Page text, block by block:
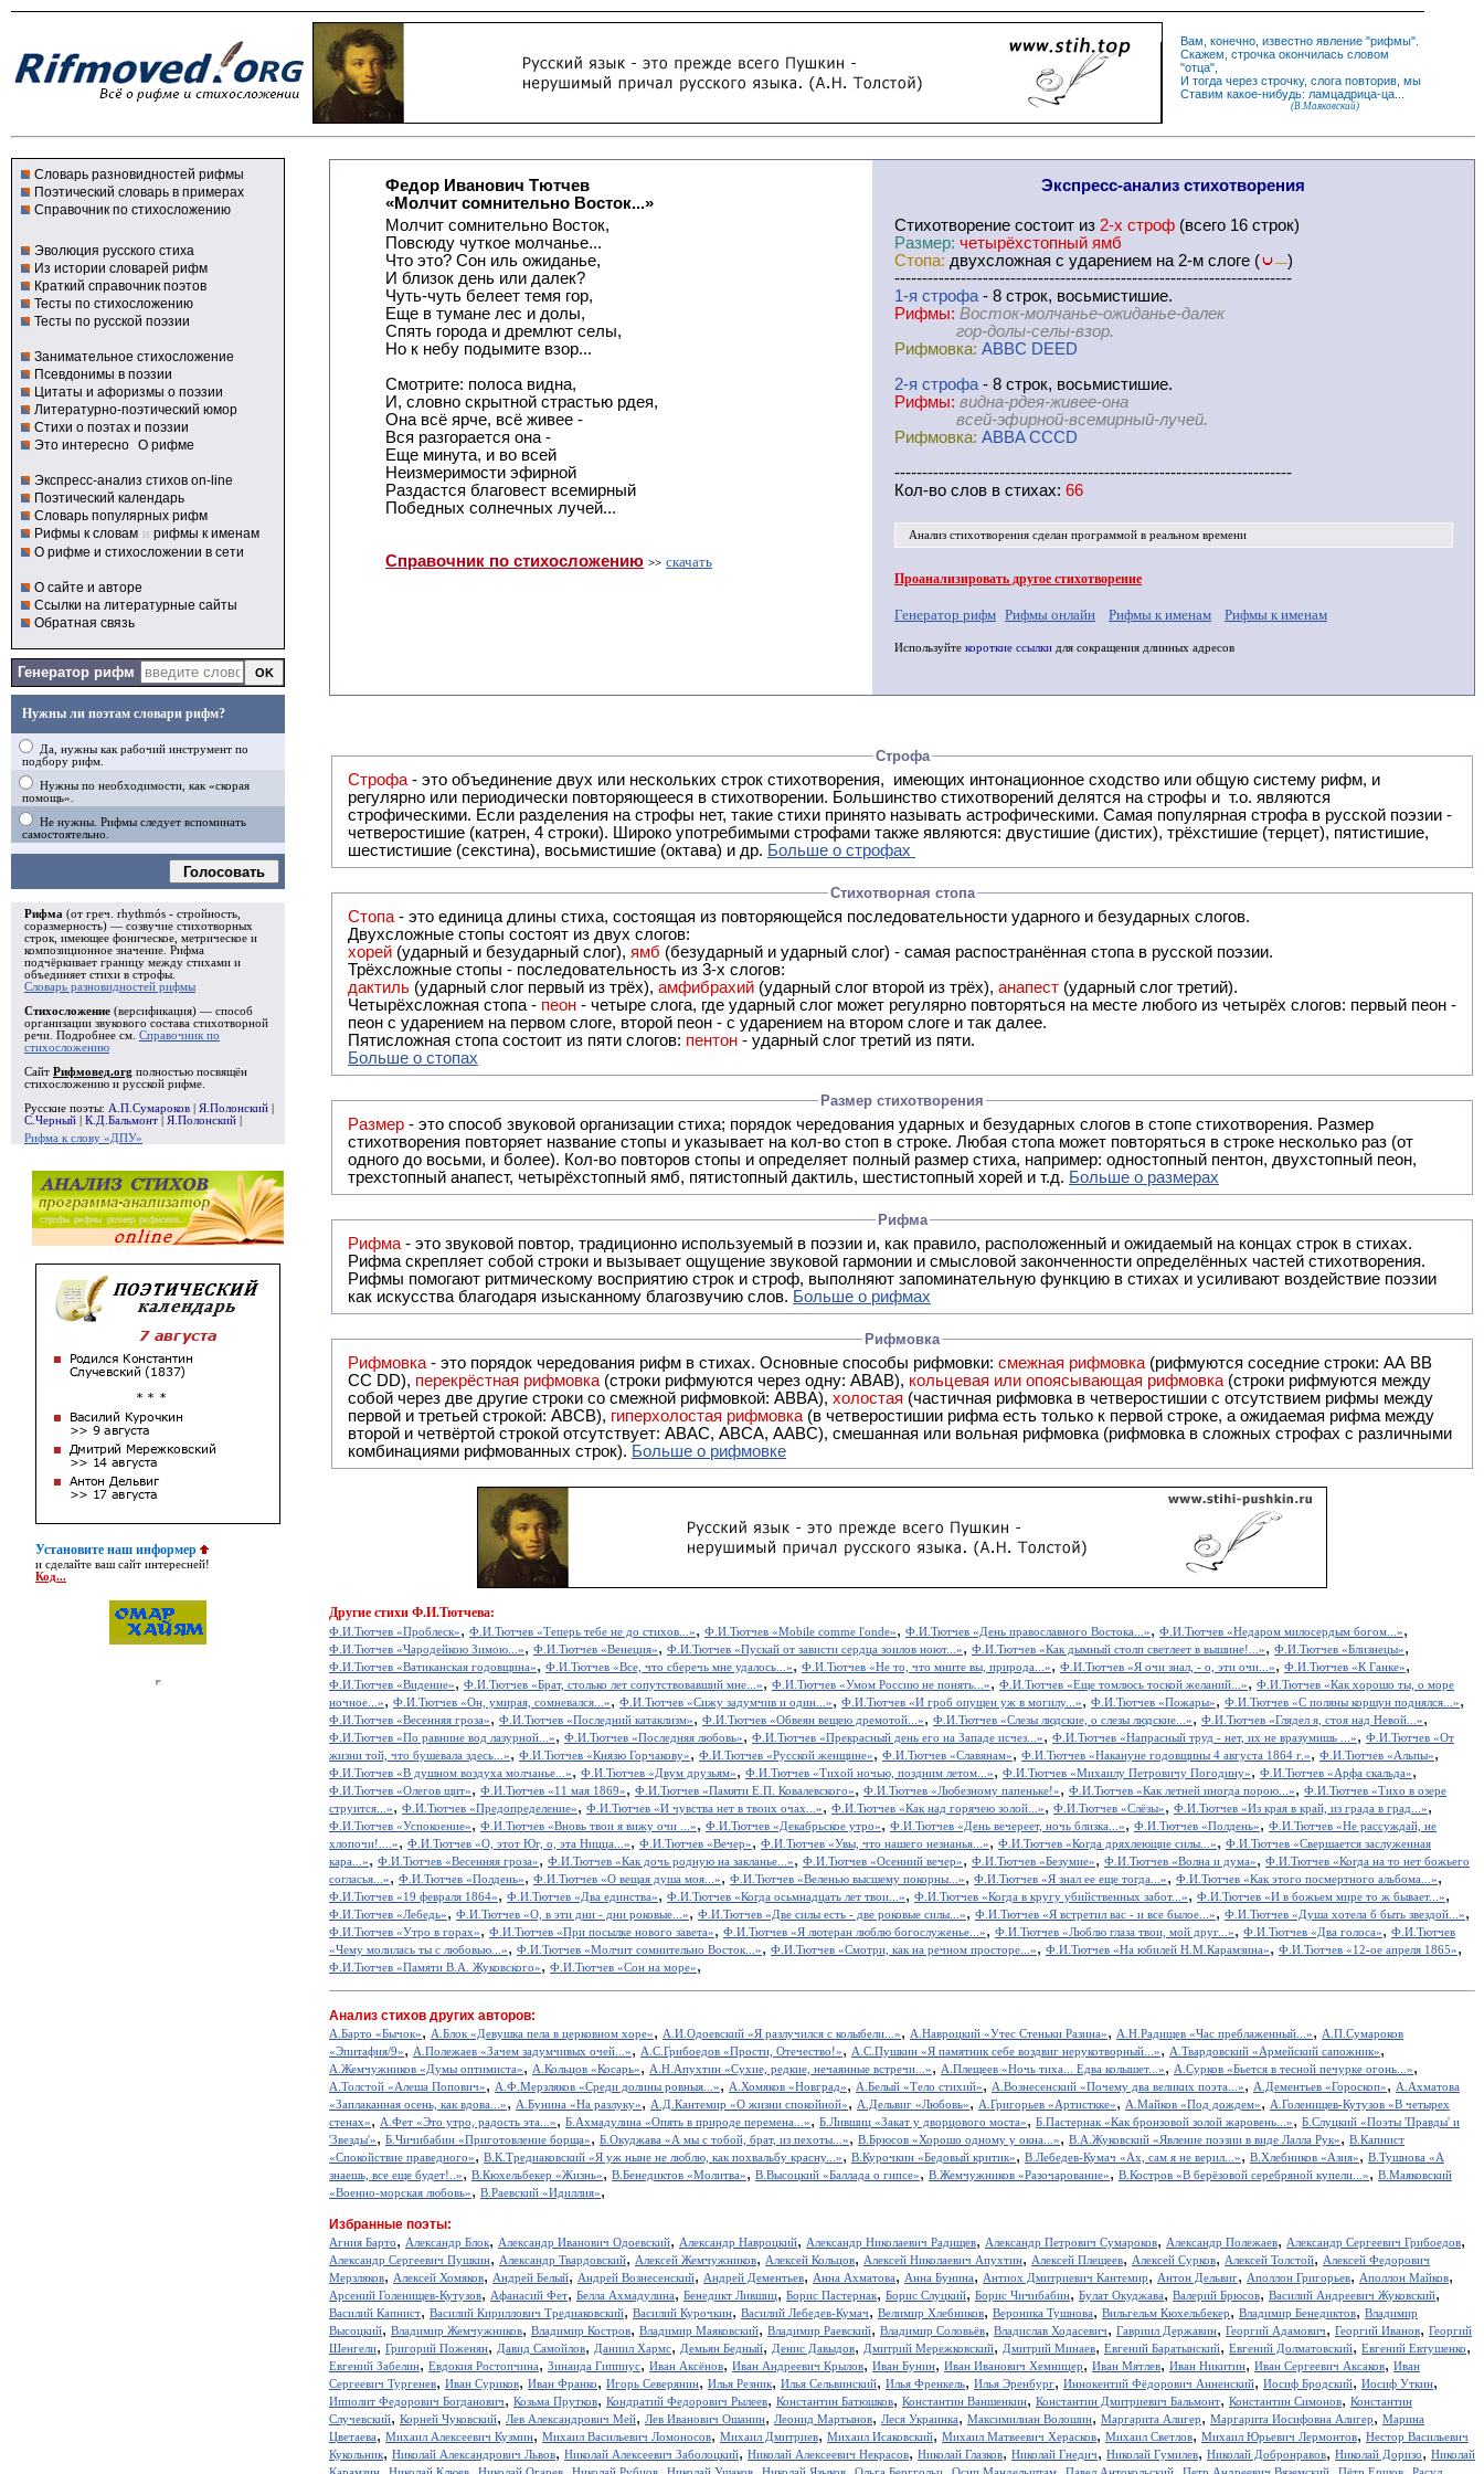
Вам, конечно, известно явление "рифмы".
Скажем, строчка окончилась словом
"отца",
И тогда через строчку, слога повторив, мы
Ставим какое-нибудь: ламцадрица-ца...
(В.Маяковский)
Словарь разновидностей рифмы
Поэтический словарь в примерах
Справочник по стихосложению
Эволюция русского стиха
Из истории словарей рифм
Краткий справочник поэтов
Тесты по стихосложению
Тесты по русской поэзии
Занимательное стихосложение
Псевдонимы в поэзии
Цитаты и афоризмы о поэзии
Литературно-поэтический юмор
Стихи о поэтах и поэзии
Это интересно О рифме
Экспресс-анализ стихов on-line
Поэтический календарь
Словарь популярных рифм
Рифмы к словам и рифмы к именам
О рифме и стихосложении в сети
О сайте и авторе
Ссылки на литературные сайты
Обратная связь
Генератор рифм
Нужны ли поэтам словари рифм?
Да, нужны как рабочий инструмент по
подбору рифм.
Нужны по необходимости, как «скорая
помощь».
Не нужны. Рифмы следует вспоминать
самостоятельно.
Голосовать
Рифма (от греч. rhythmós - стройность,
соразмерность) — созвучие стихотворных
строк, имеющее фоническое, метрическое и
композиционное значение. Рифма
подчёркивает границу между стихами и
объединяет стихи в строфы
Словарь разновидностей рифмы
Стихосложение (версификация) — способ
организации звукового состава стихотворной
речи. Подробнее см. Справочник по
стихосложению
Сайт Рифмовед.org полностью посвящён
стихосложению и русской рифме.
Русские поэты: А.П.Сумароков Я.Полонский
С.Черный
К.Д.Бальмонт Я.Полонский
Рифма к слову «ДПУ»
Установите наш информер
и сделайте ваш сайт интересней!
Код...
Федор Иванович Тютчев
«Молчит сомнительно Восток...»
Молчит сомнительно Восток,
Повсюду чуткое молчанье...
Что это? Сон иль ожиданье,
И близок день или далек?
Чуть-чуть белеет темя гор,
Еще в тумане лес и долы,
Спять города и дремлют селы,
Но к небу подымите взор...
Смотрите: полоса видна,
И, словно скрытной страстью рдея,
Она всё ярче, всё живее -
Вся разгорается она -
Еще минута, и во всей
Неизмеримости эфирной
Раздастся благовест всемирный
Победных солнечных лучей...
Справочник по стихосложению >> скачать
Экспресс-анализ стихотворения
Cтихотворение состоит из 2-х строф (всего 16 строк)
Размер: четырёхстопный ямб
Стопа: двухсложная с ударением на 2-м слоге ( —)
------------------------------------------------------------------------
1-я cтрофа - 8 строк, восьмистишие.
Рифмы: Восток-молчанье-ожиданье-далек
гор-долы-селы-взор.
Рифмовка: ABBC DEED
2-я cтрофа - 8 строк, восьмистишие.
Рифмы: видна-рдея-живее-она
всей-эфирной-всемирный-лучей.
Рифмовка: ABBA CCCD
------------------------------------------------------------------------
Кол-во слов в стихах: 66
Анализ стихотворениясделан программой в реальном времени
Проанализировать другое стихотворение
Генератор рифм Рифмы онлайн Рифмы к именам Рифмы к именам
Используйте короткие ссылки для сокращения длинных адресов
Строфа
Строфа - это объединение двух или нескольких строк стихотворения, имеющих интонационное сходство или общую систему рифм, и
регулярно или периодически повторяющееся в стихотворении. Большинство стихотворений делятся на строфы и т.о. являются
строфическими. Если разделения на строфы нет, такие стихи принято называть астрофическими. Самая популярная строфа в русской поэзии -
четверостишие (катрен, 4 строки). Широко употребимыми строфами также являются: двустишие (дистих), трёхстишие (терцет), пятистишие,
шестистишие (секстина), восьмистишие (октава) и др. Больше о строфах
Стихотворная стопа
Стопа - это единица длины стиха, состоящая из повторяющейся последовательности ударного и безударных слогов.
Двухсложные стопы состоят из двух слогов:
хорей (ударный и безударный слог), ямб (безударный и ударный слог) - самая распостранённая стопа в русской поэзии.
Трёхсложные стопы - последовательность из 3-х слогов:
дактиль (ударный слог первый из трёх), амфибрахий (ударный слог второй из трёх), анапест (ударный слог третий).
Четырёхсложная стопа - пеон - четыре слога, где ударный слог может регулярно повторяться на месте любого из четырёх слогов: первый пеон -
пеон с ударением на первом слоге, второй пеон - с ударением на втором слоге и так далее.
Пятисложная стопа состоит из пяти слогов: пентон - ударный слог третий из пяти.
Больше о стопах
Размер стихотворения
Размер - это способ звуковой организации стиха; порядок чередования ударных и безударных слогов в стопе стихотворения. Размер
стихотворения повторяет название стопы и указывает на кол-во стоп в строке. Любая стопа может повторяться в строке несколько раз (от
одного до восьми, и более). Кол-во повторов стопы и определяет полный размер стиха, например: одностопный пентон, двухстопный пеон,
трехстопный анапест, четырёхстопный ямб, пятистопный дактиль, шестистопный хорей и т.д. Больше о размерах
Рифма
Рифма
- это звуковой повтор, традиционно используемый в поэзии и, как правило, расположенный и ожидаемый на концах строк в стихах.
Рифма скрепляет собой строки и вызывает ощущение звуковой гармонии и смысловой законченности определённых частей стихотворения.
Рифмы помогают ритмическому восприятию строк и строф, выполняют запоминательную функцию в стихах и усиливают воздействие поэзии
как искусства благодаря изысканному благозвучию слов. Больше о рифмах
Рифмовка
Рифмовка - это порядок чередования рифм в стихах. Основные способы рифмовки: смежная рифмовка (рифмуются соседние строки: AA ВВ
СС DD), перекрёстная рифмовка (строки рифмуются через одну: ABAB), кольцевая или опоясывающая рифмовка (строки рифмуются между
собой через две другие строки со смежной рифмовкой: ABBA), холостая (частичная рифмовка в четверостишии с отсутствием рифмы между
первой и третьей строкой: АBCB), гиперхолостая рифмовка (в четверостишии рифма есть только к первой строке, а ожидаемая рифма между
второй и четвёртой строкой отсутствует: ABAC, ABCA, AABC), смешанная или вольная рифмовка (рифмовка в сложных строфах с различными
комбинациями рифмованных строк). Больше о рифмовке
Другие стихи Ф.И.Тютчева:
Ф.И.Тютчев «Проблеск», Ф.И.Тютчев «Теперь тебе не до стихов...», Ф.И.Тютчев «Mobile соmmе l'onde», Ф.И.Тютчев «День православного Востока...», Ф.И.Тютчев «Недаром милосердым богом...»,
Ф.И.Тютчев «Чародейкою Зимою...», Ф.И.Тютчев «Венеция», Ф.И.Тютчев «Пускай от зависти сердца зоилов ноют...», Ф.И.Тютчев «Как дымный столп светлеет в вышине!...», Ф.И.Тютчев «Близнецы»,
Ф.И.Тютчев «Ватиканская годовщина», Ф.И.Тютчев «Все, что сберечь мне удалось...», Ф.И.Тютчев «Не то, что мните вы, природа...», Ф.И.Тютчев «Я очи знал, - о, эти очи...», Ф.И.Тютчев «К Ганке»,
Ф.И.Тютчев «Видение», Ф.И.Тютчев «Брат, столько лет сопутствовавший мне...», Ф.И.Тютчев «Умом Россию не понять...», Ф.И.Тютчев «Еще томлюсь тоской желаний...», Ф.И.Тютчев «Как хорошо ты, о море
ночное...», Ф.И.Тютчев «Он, умирая, сомневался...», Ф.И.Тютчев «Сижу задумчив и один...», Ф.И.Тютчев «И гроб опущен уж в могилу...», Ф.И.Тютчев «Пожары», Ф.И.Тютчев «С поляны коршун поднялся...»,
Ф.И.Тютчев «Весенняя гроза», Ф.И.Тютчев «Последний катаклизм», Ф.И.Тютчев «Обвеян вещею дремотой...», Ф.И.Тютчев «Слезы людские, о слезы людские...», Ф.И.Тютчев «Глядел я, стоя над Невой...»,
Ф.И.Тютчев «По равнине вод лазурной...», Ф.И.Тютчев «Последняя любовь», Ф.И.Тютчев «Прекрасный день его на Западе исчез...», Ф.И.Тютчев «Напрасный труд - нет, их не вразумишь ...», Ф.И.Тютчев «От
жизни той, что бушевала здесь...», Ф.И.Тютчев «Князю Горчакову», Ф.И.Тютчев «Русской женщине», Ф.И.Тютчев «Славянам», Ф.И.Тютчев «Накануне годовщины 4 августа 1864 г.», Ф.И.Тютчев «Альпы»,
Ф.И.Тютчев «В душном воздуха молчанье...», Ф.И.Тютчев «Двум друзьям», Ф.И.Тютчев «Тихой ночью, поздним летом...», Ф.И.Тютчев «Михаилу Петровичу Погодину», Ф.И.Тютчев «Арфа скальда»,
Ф.И.Тютчев «Олегов щит», Ф.И.Тютчев «11 мая 1869», Ф.И.Тютчев «Памяти Е.П. Ковалевского», Ф.И.Тютчев «Любезному папеньке!», Ф.И.Тютчев «Как летней иногда порою...», Ф.И.Тютчев «Тихо в озере
струится...», Ф.И.Тютчев «Предопределение», Ф.И.Тютчев «И чувства нет в твоих очах...», Ф.И.Тютчев «Как над горячею золой...», Ф.И.Тютчев «Слёзы», Ф.И.Тютчев «Из края в край, из града в град...»,
Ф.И.Тютчев «Успокоение», Ф.И.Тютчев «Вновь твои я вижу очи ...», Ф.И.Тютчев «Декабрьское утро», Ф.И.Тютчев «День вечереет, ночь близка...», Ф.И.Тютчев «Полдень», Ф.И.Тютчев «Не рассуждай, не
хлопочи!....», Ф.И.Тютчев «О, этот Юг, о, эта Ницца...», Ф.И.Тютчев «Вечер», Ф.И.Тютчев «Увы, что нашего незнанья...», Ф.И.Тютчев «Когда дряхлеющие силы...», Ф.И.Тютчев «Свершается заслуженная
кара...», Ф.И.Тютчев «Весенняя гроза», Ф.И.Тютчев «Как дочь родную на закланье...», Ф.И.Тютчев «Осенний вечер», Ф.И.Тютчев «Безумие», Ф.И.Тютчев «Волна и дума», Ф.И.Тютчев «Когда на то нет божьего
согласья...», Ф.И.Тютчев «Полдень», Ф.И.Тютчев «О вещая душа моя...», Ф.И.Тютчев «Веленью высшему покорны...», Ф.И.Тютчев «Я знал ее еще тогда...», Ф.И.Тютчев «Как этого посмертного альбома...»,
Ф.И.Тютчев «19 февраля 1864», Ф.И.Тютчев «Два единства», Ф.И.Тютчев «Когда осьмнадцать лет твои...», Ф.И.Тютчев «Когда в кругу убийственных забот...», Ф.И.Тютчев «И в божьем мире то ж бывает...»,
Ф.И.Тютчев «Лебедь», Ф.И.Тютчев «О, в эти дни - дни роковые...», Ф.И.Тютчев «Две силы есть - две роковые силы...», Ф.И.Тютчев «Я встретил вас - и все былое...», Ф.И.Тютчев «Душа хотела б быть звездой...»,
Ф.И.Тютчев «Утро в горах», Ф.И.Тютчев «При посылке нового завета», Ф.И.Тютчев «Я лютеран люблю богослуженье...», Ф.И.Тютчев «Люблю глаза твои, мой друг...», Ф.И.Тютчев «Два голоса», Ф.И.Тютчев
«Чему молилась ты с любовью...», Ф.И.Тютчев «Молчит сомнительно Восток...», Ф.И.Тютчев «Смотри, как на речном просторе...», Ф.И.Тютчев «На юбилей Н.М.Карамзина», Ф.И.Тютчев «12-ое апреля 1865»,
Ф.И.Тютчев «Памяти В.А. Жуковского», Ф.И.Тютчев «Сон на море»,
Анализ стихов других авторов:
А.Барто «Бычок», А.Блок «Девушка пела в церковном хоре», А.И.Одоевский «Я разлучился с колыбели...», А.Навроцкий «Утес Cтеньки Разина», А.Н.Радищев «Час преблаженный...», А.П.Сумароков
«Эпитафия/9», А.Полежаев «Зачем задумчивых очей...», А.С.Грибоедов «Прости, Отечество!», А.С.Пушкин «Я памятник себе воздвиг нерукотворный...», А.Твардовский «Армейский сапожник»,
А.Жемчужников «Думы оптимиста», А.Кольцов «Косарь», А.Н.Апухтин «Сухие, редкие, нечаянные встречи...», А.Плещеев «Ночь тиха... Едва колышет...», А.Сурков «Бьется в тесной печурке огонь...»,
А.Толстой «Алеша Попович», А.Ф.Мерзляков «Среди долины ровныя...», А.Хомяков «Новград», А.Белый «Тело стихий», А.Вознесенский «Почему два великих поэта...», А.Дементьев «Гороскоп», А.Ахматова
«Заплаканная осень, как вдова...», А.Бунина «На разлуку», А.Д.Кантемир «О жизни спокойной», А.Дельвиг «Любовь», А.Григорьев «Артисткке», А.Майков «Под дождем», А.Голенищев-Кутузов «В четырех
стенах», А.Фет «Это утро, радость эта...», Б.Ахмадулина «Опять в природе перемена...», Б.Лившиц «Закат у дворцового моста», Б.Пастернак «Как бронзовой золой жаровень...», Б.Слуцкий «Поэты 'Правды' и
'Звезды'», Б.Чичибабин «Приготовление борща», Б.Окуджава «А мы с тобой, брат, из пехоты...», В.Брюсов «Хорошо одному у окна...», В.А.Жуковский «Явление поэзии в виде Лалла Рук», В.Капнист
«Спокойствие праведного», В.К.Тредиаковский «Я уж ныне не люблю, как похвальбу красну...», В.Курочкин «Бедовый критик», В.Лебедев-Кумач «Ах, сам я не верил...», В.Хлебников «Азия», В.Тушнова «А
знаешь, все еще будет!..», В.Кюхельбекер «Жизнь», В.Бенедиктов «Молитва», В.Высоцкий «Баллада о гипсе», В.Жемчужников «Разочарование», В.Костров «В берёзовой серебряной купели...», В.Маяковский
«Военно-морская любовь», В.Раевский «Идиллия»,
Избранные поэты:
Агния Барто, Александр Блок, Александр Иванович Одоевский, Александр Навроцкий, Александр Николаевич Радищев, Александр Петрович Сумароков, Александр Полежаев, Александр Сергеевич Грибоедов,
Александр Сергеевич Пушкин, Александр Твардовский, Алексей Жемчужников, Алексей Кольцов, Алексей Николаевич Апухтин, Алексей Плещеев, Алексей Сурков, Алексей Толстой, Алексей Федорович
Мерзляков, Алексей Хомяков, Андрей Белый, Андрей Вознесенский, Андрей Дементьев, Анна Ахматова, Анна Бунина, Антиох Дмитриевич Кантемир, Антон Дельвиг, Аполлон Григорьев, Аполлон Майков,
Арсений Голенищев-Кутузов, Афанасий Фет, Белла Ахмадулина, Бенедикт Лившиц, Борис Пастернак, Борис Слуцкий, Борис Чичибабин, Булат Окуджава, Валерий Брюсов, Василий Андреевич Жуковский,
Василий Капнист, Василий Кириллович Тредиаковский, Василий Курочкин, Василий Лебедев-Кумач, Велимир Хлебников, Вероника Тушнова, Вильгельм Кюхельбекер, Владимир Бенедиктов, Владимир
Высоцкий, Владимир Жемчужников, Владимир Костров, Владимир Маяковский, Владимир Раевский, Владимир Соловьёв, Владислав Ходасевич, Гавриил Державин, Георгий Адамович, Георгий Иванов, Георгий
Шенгели, Григорий Поженян, Давид Самойлов, Даниил Хармс, Демьян Бедный, Денис Давыдов, Дмитрий Мережковский, Дмитрий Минаев, Евгений Баратынский, Евгений Долматовский, Евгений Евтушенко,
Евгений Забелин, Евдокия Ростопчина, Зинаида Гиппиус, Иван Аксёнов, Иван Андреевич Крылов, Иван Бунин, Иван Иванович Хемницер, Иван Мятлев, Иван Никитин, Иван Сергеевич Аксаков, Иван
Сергеевич Тургенев, Иван Суриков, Иван Франко, Игорь Северянин, Илья Резник, Илья Сельвинский, Илья Френкель, Илья Эренбург, Иннокентий Фёдорович Анненский, Иосиф Бродский, Иосиф Уткин,
Ипполит Федорович Богданович, Козьма Прутков, Кондратий Федорович Рылеев, Константин Батюшков, Константин Ваншенкин, Константин Дмитриевич Бальмонт, Константин Симонов, Константин
Случевский, Корней Чуковский, Лев Александрович Мей, Лев Иванович Ошанин, Леонид Мартынов, Леся Украинка, Максимилиан Волошин, Маргарита Алигер, Маргарита Иосифовна Алигер, Марина
Цветаева, Михаил Алексеевич Кузмин, Михаил Васильевич Ломоносов, Михаил Дмитриев, Михаил Исаковский, Михаил Матвеевич Херасков, Михаил Светлов, Михаил Юрьевич Лермонтов, Нестор Васильевич
Кукольник, Николай Александрович Львов, Николай Алексеевич Заболоцкий, Николай Алексеевич Некрасов, Николай Глазков, Николай Гнедич, Николай Гумилев, Николай Добронравов, Николай Доризо, Николай